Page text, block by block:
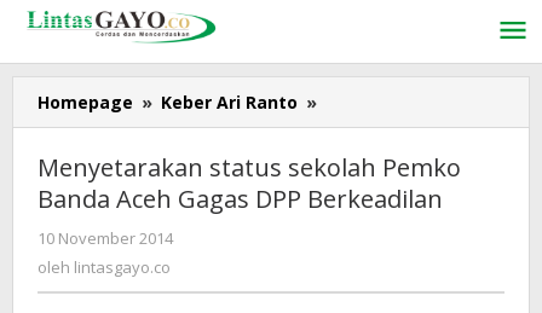
Lewati
konten
Homepage » Keber Ari Ranto »
status
sekolah
Pemko
Banda
Menyetarakan status sekolah Pemko
Banda Aceh Gagas DPP Berkeadilan
10 November 2014
oleh lintasgayo.co